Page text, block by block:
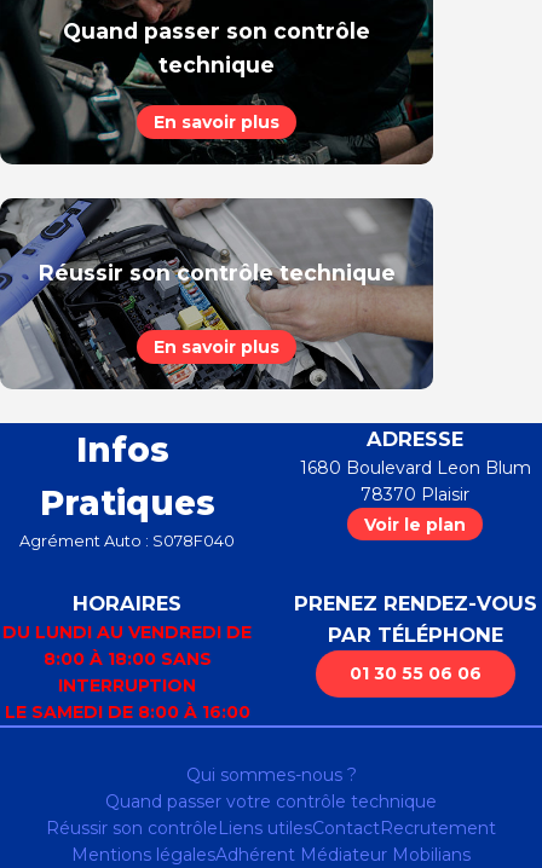
Quand passer son contrôle
technique
En savoir plus
Réussir son contrôle technique
En savoir plus
Infos
Pratiques
Agrément Auto : S078F040
ADRESSE
1680 Boulevard Leon Blum
78370 Plaisir
Voir le plan
HORAIRES
DU LUNDI AU VENDREDI DE
8:00 À 18:00 SANS
INTERRUPTION
LE SAMEDI DE 8:00 À 16:00
PRENEZ RENDEZ-VOUS
PAR TÉLÉPHONE
01 30 55 06 06
Qui sommes-nous ?
Quand passer votre contrôle technique
Réussir son contrôleLiens utilesContactRecrutement
Mentions légalesAdhérent Médiateur Mobilians